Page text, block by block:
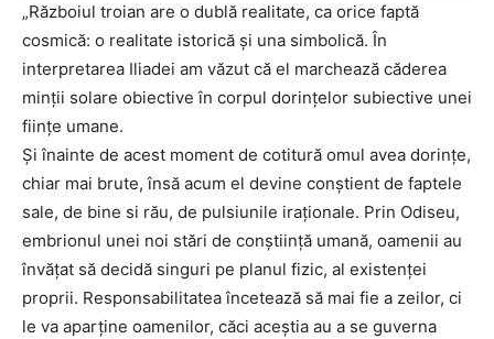
„Războiul troian are o dublă realitate, ca orice faptă
cosmică: o realitate istorică și una simbolică. În
interpretarea Iliadei am văzut că el marchează căderea
minții solare obiective în corpul dorințelor subiective unei
ființe umane.
Și înainte de acest moment de cotitură omul avea dorințe,
chiar mai brute, însă acum el devine conștient de faptele
sale, de bine si rău, de pulsiunile iraționale. Prin Odiseu,
embrionul unei noi stări de conștiință umană, oamenii au
învățat să decidă singuri pe planul fizic, al existenței
proprii. Responsabilitatea încetează să mai fie a zeilor, ci
le va aparține oamenilor, căci aceștia au a se guverna